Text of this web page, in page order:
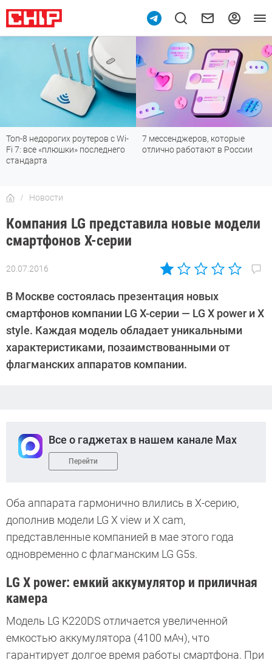
Топ-8 недорогих роутеров с Wi-
Fi 7: все «плюшки» последнего
стандарта
7 мессенджеров, которые
отлично работают в России
Новости
Компания LG представила новые модели
смартфонов X-серии
20.07.2016
Автор:
Киреев
В Москве состоялась презентация новых
смартфонов компании LG X-серии — LG X power и X
style. Каждая модель обладает уникальными
характеристиками, позаимствованными от
флагманских аппаратов компании.
Все о гаджетах в нашем канале Max
Перейти
Оба аппарата гармонично влились в X-серию,
дополнив модели LG X view и X cam,
представленные компанией в мае этого года
одновременно с флагманским LG G5s.
LG X power: емкий аккумулятор и приличная
камера
Модель LG K220DS отличается увеличенной
емкостью аккумулятора (4100 мАч), что
гарантирует долгое время работы смартфона. При